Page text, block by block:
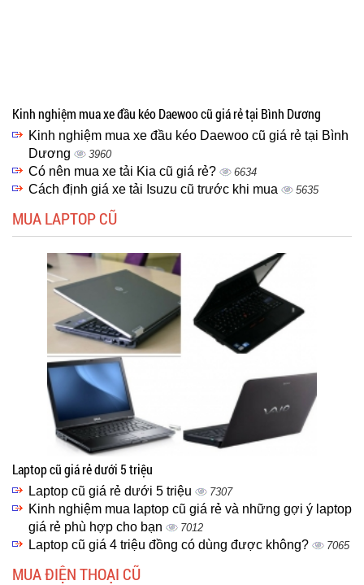
Kinh nghiệm mua xe đầu kéo Daewoo cũ giá rẻ tại Bình Dương
Kinh nghiệm mua xe đầu kéo Daewoo cũ giá rẻ tại Bình
Dương
3960
Có nên mua xe tải Kia cũ giá rẻ? 6634
Cách định giá xe tải Isuzu cũ trước khi mua 5635
MUA LAPTOP CŨ
Laptop cũ giá rẻ dưới 5 triệu
Laptop cũ giá rẻ dưới 5 triệu 7307
Kinh nghiệm mua laptop cũ giá rẻ và những gợi ý laptop
giá rẻ phù hợp cho bạn
7012
Laptop cũ giá 4 triệu đồng có dùng được không? 7065
MUA ĐIỆN THOẠI CŨ